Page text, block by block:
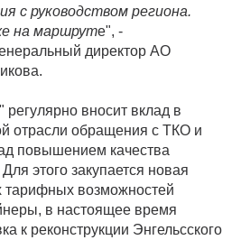
с руководством региона.
на маршруте", -
директор АО
вносит вклад в
отрасли обращения с ТКО и
повышением качества
этого закупается новая
тарифных возможностей
в настоящее время
к реконструкции Энгельсского